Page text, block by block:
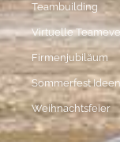
Teambuilding
Virtuelle
Firmenjubiläum
Sommerfest Ideen
Weihnachtsfeier